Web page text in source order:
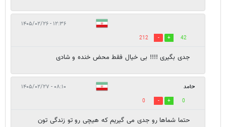
۱۲:۳۶ - ۱۴۰۵/۰۲/۲۶
42
212
جدی بگیری !!!! بی خیال فقط محض خنده و شادی
حامد ۰۸:۱۰ - ۱۴۰۵/۰۲/۲۷
0
0
حتما شماها رو جدی می گیریم که هیچی رو تو زندگی تون